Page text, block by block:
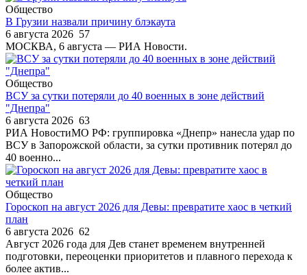
Общество
В Грузии назвали причину блэкаута
6 августа 2026 57
МОСКВА, 6 августа — РИА Новости.
Общество
ВСУ за сутки потеряли до 40 военных в зоне действий
"Днепра"
6 августа 2026 63
РИА НовостиМО РФ: группировка «Днепр» нанесла удар по
ВСУ в Запорожской области, за сутки противник потерял до
40 военно...
Общество
Гороскоп на август 2026 для Девы: превратите хаос в четкий
план
6 августа 2026 62
Август 2026 года для Дев станет временем внутренней
подготовки, переоценки приоритетов и плавного перехода к
более актив...